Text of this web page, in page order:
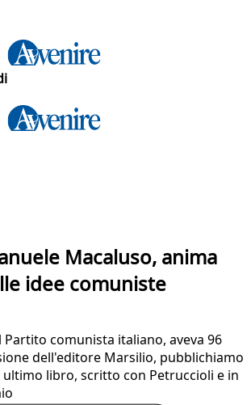
Macaluso, anima
idee comuniste
Partito comunista italiano, aveva 96
dell'editore Marsilio, pubblichiamo
libro, scritto con Petruccioli e in